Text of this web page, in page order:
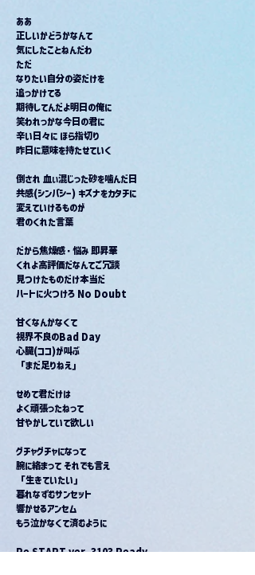
ああ
正しいかどうかなんて
気にしたことねんだわ
ただ
なりたい自分の姿だけを
追っかけてる
期待してんだよ明日の俺に
笑われっかな今日の君に
辛い日々に ほら指切り
昨日に意味を持たせていく
倒され 血ぃ混じった砂を噛んだ日
共感(シンパシー) キズナをカタチに
変えていけるものが
君のくれた言葉
だから焦燥感・悩み 即昇華
くれよ高評価だなんてご冗談
見つけたものだけ本当だ
ハートに火つけろ No Doubt
甘くなんかなくて
視界不良のBad Day
心臓(ココ)が叫ぶ
「まだ足りねえ」
せめて君だけは
よく頑張ったねって
甘やかしていて欲しい
グチャグチャになって
腕に絡まって それでも言え
「生きていたい」
暮れなずむサンセット
響かせるアンセム
もう泣かなくて済むように
Re START ver. 3103 Ready